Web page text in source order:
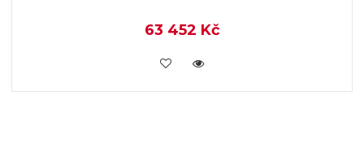
63 452 Kč
KOUPIT